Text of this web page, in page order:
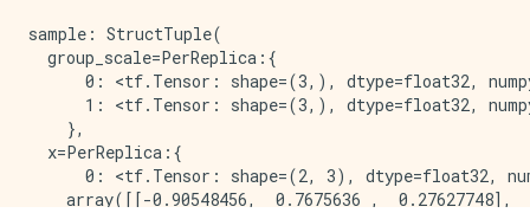
sample: StructTuple(
  group_scale=PerReplica:{
0: <tf.Tensor: shape=(3,), dtype=float32,
1: <tf.Tensor: shape=(3,), dtype=float32,
    },
  x=PerReplica:{
0: <tf.Tensor: shape=(2, 3), dtype=float32,
    array([[-0.90548456,  0.7675636 ,  0.27627748],